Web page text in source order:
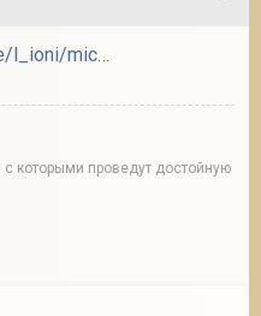
http://uiip.bas-net.by/structure/l_ioni/mickevich.php
с которыми проведут достойную